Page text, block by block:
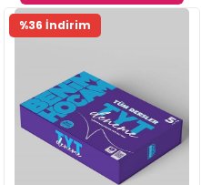
%36 İndirim